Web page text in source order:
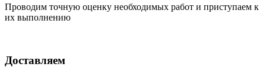
Проводим точную оценку необходимых работ и приступаем к
их выполнению
Доставляем